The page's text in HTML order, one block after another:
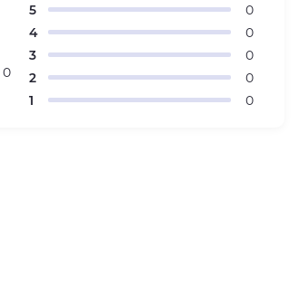
0
5
0
4
0
3
0
2
0
1
0